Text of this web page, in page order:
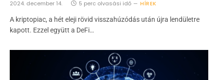
2024. december 14. 5 perc olvasási idő HÍREK
A kriptopiac, a hét eleji rövid visszahúzódás után újra lendületre
kapott. Ezzel együtt a DeFi…